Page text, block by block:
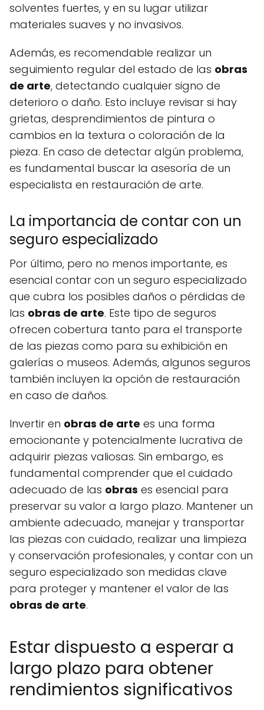
solventes fuertes, y en su lugar utilizar
materiales suaves y no invasivos.
Además, es recomendable realizar un
seguimiento regular del estado de las obras
de arte, detectando cualquier signo de
deterioro o daño. Esto incluye revisar si hay
grietas, desprendimientos de pintura o
cambios en la textura o coloración de la
pieza. En caso de detectar algún problema,
es fundamental buscar la asesoría de un
especialista en restauración de arte.
La importancia de contar con un
seguro especializado
Por último, pero no menos importante, es
esencial contar con un seguro especializado
que cubra los posibles daños o pérdidas de
las obras de arte. Este tipo de seguros
ofrecen cobertura tanto para el transporte
de las piezas como para su exhibición en
galerías o museos. Además, algunos seguros
también incluyen la opción de restauración
en caso de daños.
Invertir en obras de arte es una forma
emocionante y potencialmente lucrativa de
adquirir piezas valiosas. Sin embargo, es
fundamental comprender que el cuidado
adecuado de las obras es esencial para
preservar su valor a largo plazo. Mantener un
ambiente adecuado, manejar y transportar
las piezas con cuidado, realizar una limpieza
y conservación profesionales, y contar con un
seguro especializado son medidas clave
para proteger y mantener el valor de las
obras de arte.
Estar dispuesto a esperar a
largo plazo para obtener
rendimientos significativos